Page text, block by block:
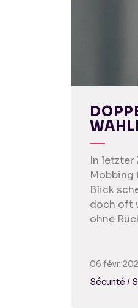
In letzter
Mobbing
Blick
doch oft
ohne
06 févr.
Sécurité /